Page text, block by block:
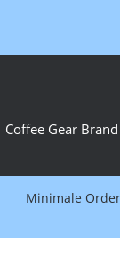
Coffee Gear Brand
Minimale